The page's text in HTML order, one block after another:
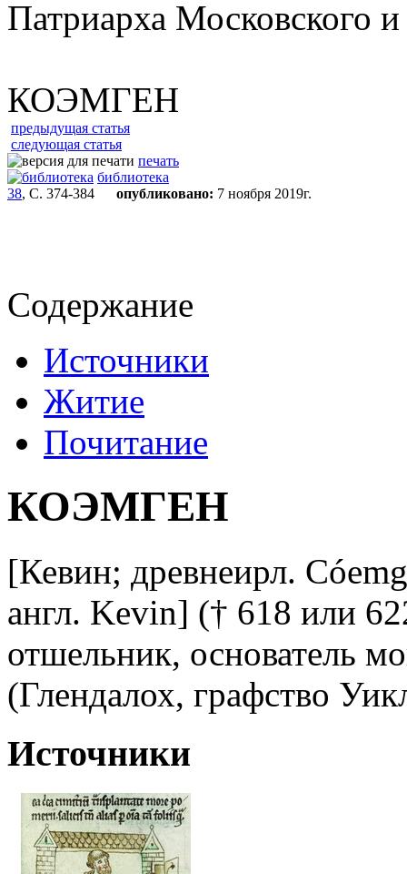
Патриарха Московского
КОЭМГЕН
предыдущая статья
следующая статья
печать
библиотека
38, С. 374-384 опубликовано: 7 ноября 2019г.
Содержание
Источники
Житие
Почитание
КОЭМГЕН
[Кевин; древнеирл.
англ. Kevin] († 618 или
отшельник, основатель
(Глендалох, графство
Источники